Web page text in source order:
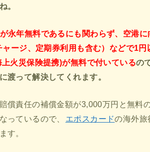
。
永年無料であるにも関わらず、空港
ージ、定期券利用も含む）などで1
火災保険提携)が無料で付いているの
渡って解決してくれます。
償責任の補償金額が3,000万円と無料
っているので、
エポスカードの海外旅
す。